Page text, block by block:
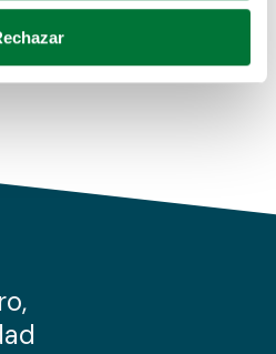
específicas (huellas
sobre cómo se procesan sus
haga del sitio web con
sociales, publicidad y análisis